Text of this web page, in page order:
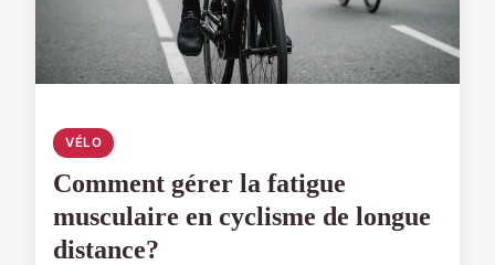
VÉLO
Comment gérer la fatigue
musculaire en cyclisme de longue
distance?